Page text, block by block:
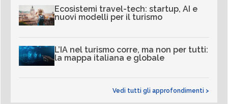
Ecosistemi travel-tech: startup, AI e
nuovi modelli per il turismo
L’IA nel turismo corre, ma non per tutti:
la mappa italiana e globale
Vedi tutti gli approfondimenti >